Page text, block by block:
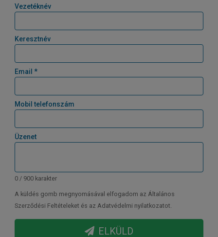
Vezetéknév
Keresztnév
Email *
Mobil telefonszám
Üzenet
0 / 900 karakter
A küldés gomb megnyomásával elfogadom az Általános
Szerződési Feltételeket és az Adatvédelmi nyilatkozatot.
ELKÜLD